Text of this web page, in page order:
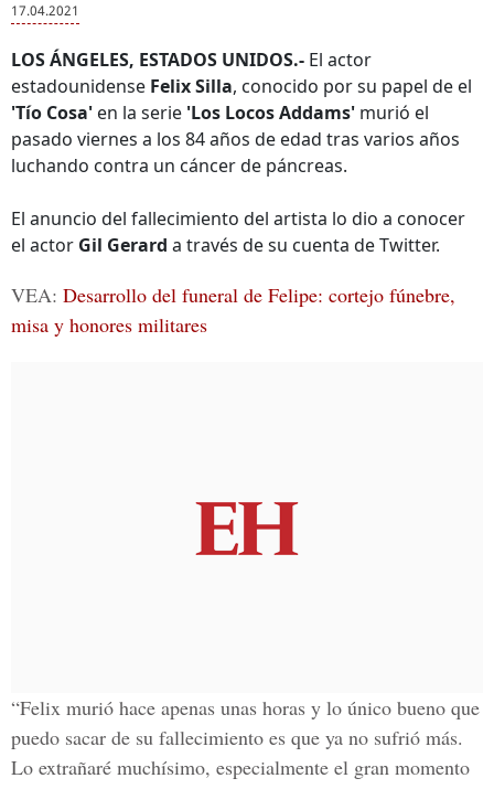
17.04.2021
LOS ÁNGELES, ESTADOS UNIDOS.- El actor
estadounidense Felix Silla, conocido por su papel de el
'Tío Cosa' en la serie 'Los Locos Addams' murió el
pasado viernes a los 84 años de edad tras varios años
luchando contra un cáncer de páncreas.
El anuncio del fallecimiento del artista lo dio a conocer
el actor Gil Gerard a través de su cuenta de Twitter.
VEA: Desarrollo del funeral de Felipe: cortejo fúnebre,
misa y honores militares
“Felix murió hace apenas unas horas y lo único bueno que
puedo sacar de su fallecimiento es que ya no sufrió más.
Lo extrañaré muchísimo, especialmente el gran momento